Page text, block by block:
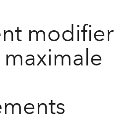
modifier
maximale